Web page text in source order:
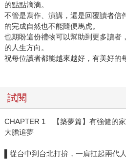
的點點滴滴。
不管是寫作、演講，還是回覆讀者信
的完成自然也不能隨便馬虎。
也期盼這份禮物可以幫助到更多讀者
的人生方向。
祝每位讀者都能越來越好，有美好的
試閱
CHAPTER 1 【築夢篇】有強健的
大膽追夢
▌從台中到台北打拚，一肩扛起兩代